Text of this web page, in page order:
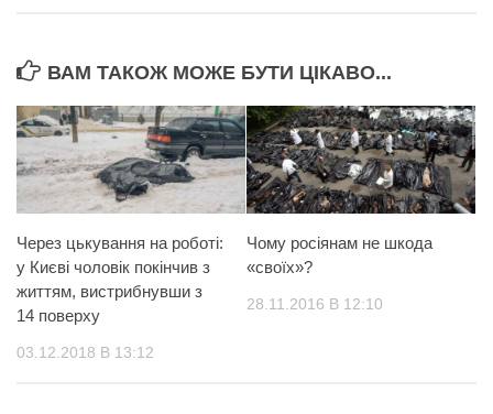
ВАМ ТАКОЖ МОЖЕ БУТИ ЦІКАВО...
Через цькування на роботі:
у Києві чоловік покінчив з
життям, вистрибнувши з
14 поверху
03.12.2018 В 13:12
Чому росіянам не шкода
«своїх»?
28.11.2016 В 12:10